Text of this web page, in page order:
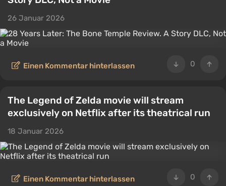
26 Januar 2026
0
Einen Kommentar hinterlassen
The Legend of Zelda movie will stream
exclusively on Netflix after its theatrical run
18 Januar 2026
0
Einen Kommentar hinterlassen